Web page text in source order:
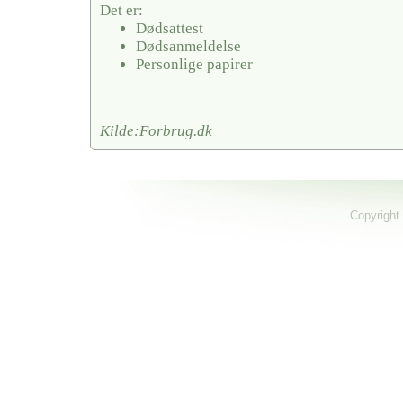
Det er:
Dødsattest
Dødsanmeldelse
Personlige papirer
Kilde:Forbrug.dk